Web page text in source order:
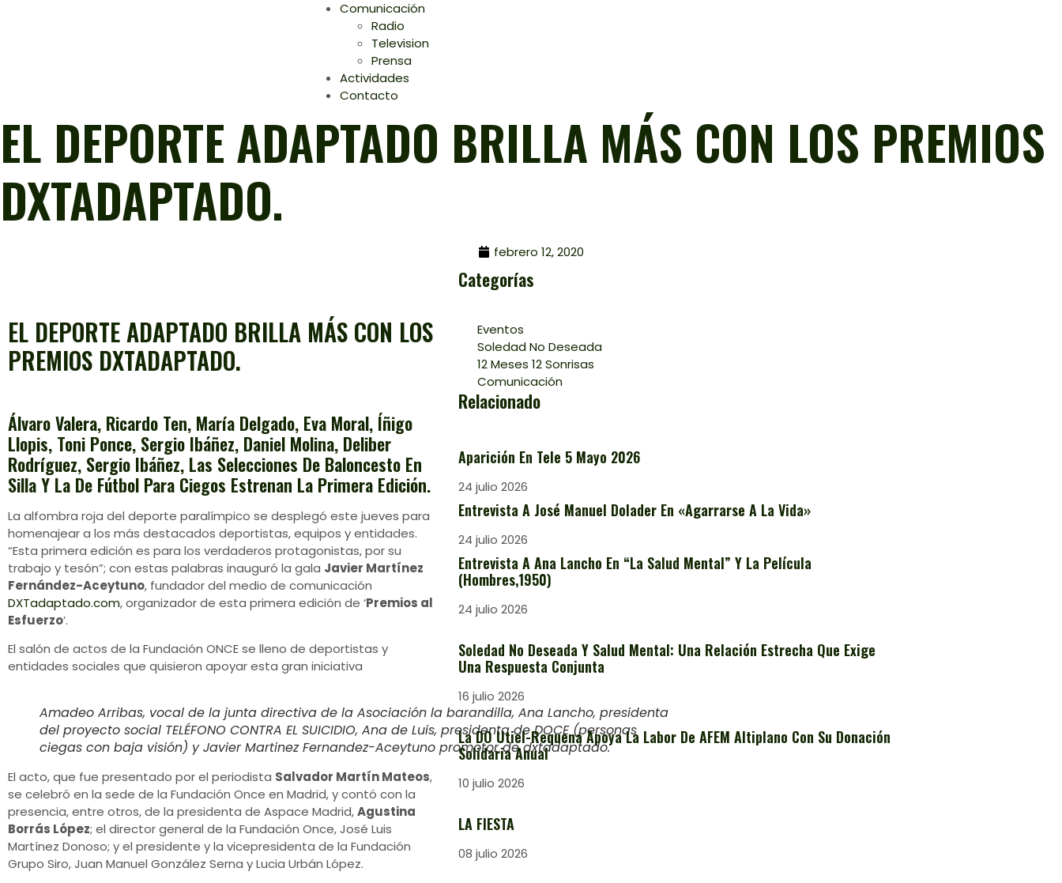
Comunicación
Radio
Television
Prensa
Actividades
Contacto
EL DEPORTE ADAPTADO BRILLA MÁS CON LOS PREMIOS
DXTADAPTADO.
febrero 12, 2020
EL DEPORTE ADAPTADO BRILLA MÁS CON LOS
PREMIOS DXTADAPTADO.
Álvaro Valera, Ricardo Ten, María Delgado, Eva Moral, Íñigo
Llopis, Toni Ponce, Sergio Ibáñez, Daniel Molina, Deliber
Rodríguez, Sergio Ibáñez, Las Selecciones De Baloncesto En
Silla Y La De Fútbol Para Ciegos Estrenan La Primera Edición.
La alfombra roja del deporte paralímpico se desplegó este jueves para
homenajear a los más destacados deportistas, equipos y entidades.
“Esta primera edición es para los verdaderos protagonistas, por su
trabajo y tesón”; con estas palabras inauguró la gala Javier Martínez
Fernández-Aceytuno, fundador del medio de comunicación
DXTadaptado.com, organizador de esta primera edición de ‘Premios al
Esfuerzo’.
El salón de actos de la Fundación ONCE se lleno de deportistas y
entidades sociales que quisieron apoyar esta gran iniciativa
Amadeo Arribas, vocal de la junta directiva de la Asociación la barandilla, Ana Lancho, presidenta
del proyecto social TELÉFONO CONTRA EL SUICIDIO, Ana de Luis, presidenta de DOCE (personas
ciegas con baja visión) y Javier Martinez Fernandez-Aceytuno promotor de dxtadaptado.
El acto, que fue presentado por el periodista Salvador Martín Mateos,
se celebró en la sede de la Fundación Once en Madrid, y contó con la
presencia, entre otros, de la presidenta de Aspace Madrid,Agustina
Borrás López; el director general de la Fundación Once, José Luis
Martínez Donoso; y el presidente y la vicepresidenta de la Fundación
Grupo Siro, Juan Manuel González Serna y Lucia Urbán López.
Categorías
Eventos
Soledad No Deseada
12 Meses 12 Sonrisas
Comunicación
Relacionado
Aparición En Tele 5 Mayo 2026
24 julio 2026
Entrevista A José Manuel Dolader En «Agarrarse A La Vida»
24 julio 2026
Entrevista A Ana Lancho En “La Salud Mental” Y La Película
(Hombres,1950)
24 julio 2026
Soledad No Deseada Y Salud Mental: Una Relación Estrecha Que Exige
Una Respuesta Conjunta
16 julio 2026
La DO Utiel-Requena Apoya La Labor De AFEM Altiplano Con Su Donación
Solidaria Anual
10 julio 2026
LA FIESTA
08 julio 2026